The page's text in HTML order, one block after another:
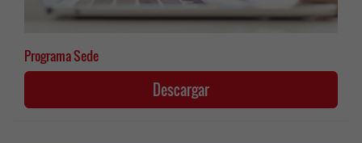
Programa Sede
Descargar